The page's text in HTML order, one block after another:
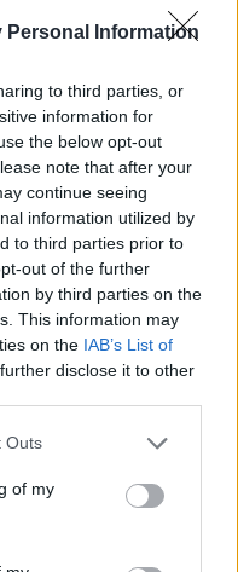
Personal Information
to third parties, or
information for
the below opt-out
note that after your
continue seeing
information utilized by
to third parties prior to
out of the further
by third parties on the
This information may
on the IAB’s List of
disclose it to other
one or more Google
You may click to
its third-party tags to
in below Google
Outs
of my
τους κωδικούς σου;